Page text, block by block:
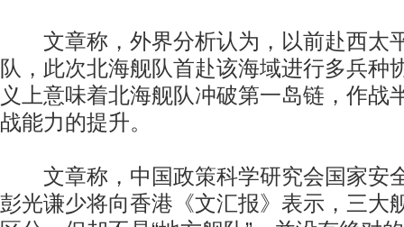
文章称，外界分析认为，以前赴西太
队，此次北海舰队首赴该海域进行多兵种
义上意味着北海舰队冲破第一岛链，作战
战能力的提升。
文章称，中国政策科学研究会国家安
彭光谦少将向香港《文汇报》表示，三大